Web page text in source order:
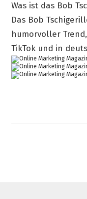
Was ist das Bob
Das Bob
humorvoller
TikTok und in